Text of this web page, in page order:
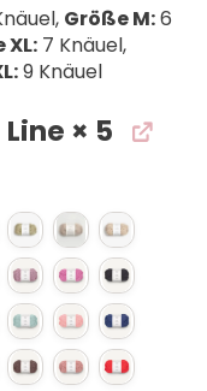
Größe M:6
XL: 7 Knäuel,
9 Knäuel
× 5